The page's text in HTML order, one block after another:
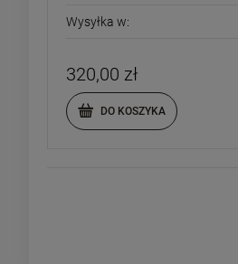
Wysyłka w:
320,00 zł
DO KOSZYKA